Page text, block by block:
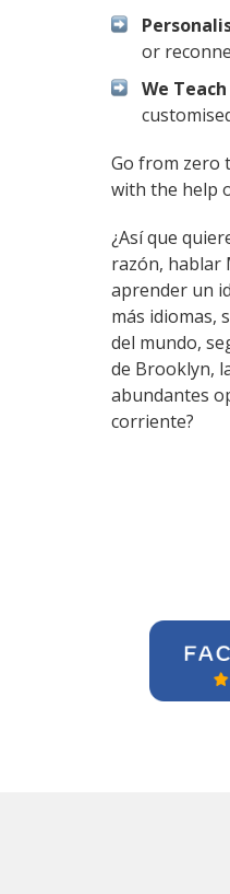
or
We
Go from zero
with the help
¿Así que
razón, hablar
aprender un
más idiomas,
del mundo,
de Brooklyn,
abundantes
corriente?